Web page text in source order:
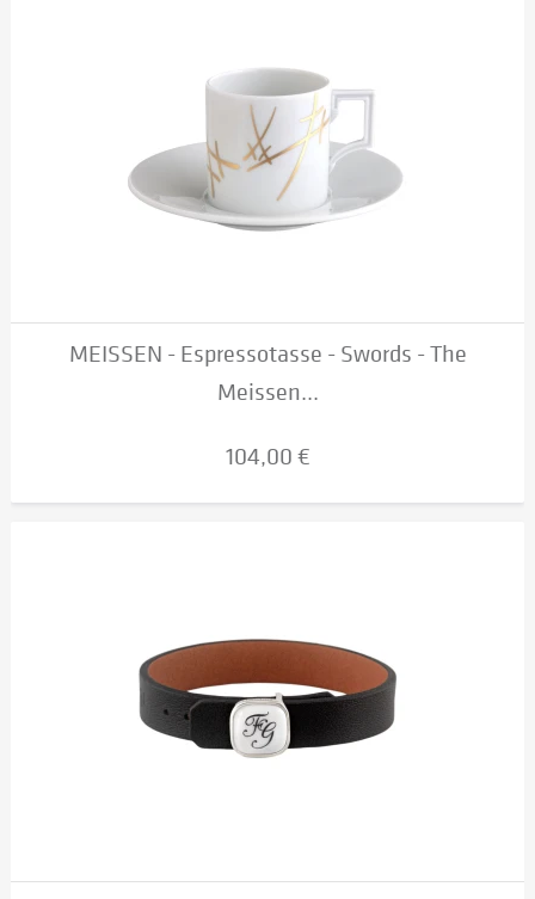
MEISSEN - Espressotasse - Swords - The
Meissen...
104,00 €